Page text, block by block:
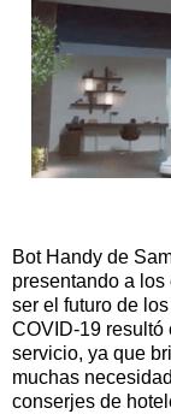
Bot Handy de
presentando a
ser el futuro de
COVID-19 resultó
servicio, ya que
muchas
conserjes de